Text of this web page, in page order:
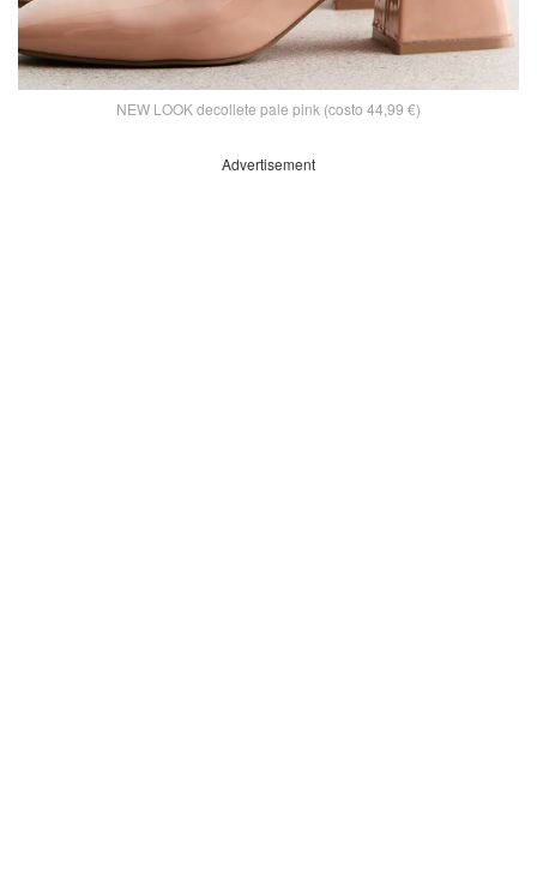
NEW LOOK decollete pale pink (costo 44,99 €)
Advertisement